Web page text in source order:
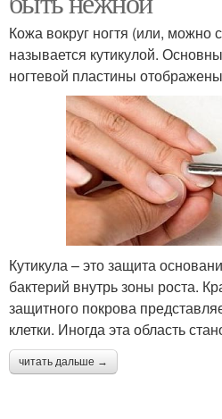
Кожа вокруг ногтя (или, можно
называется кутикулой.
ногтевой пластины
Кутикула – это защита
бактерий внутрь зоны роста.
защитного покрова
клетки. Иногда эта область
читать дальше →